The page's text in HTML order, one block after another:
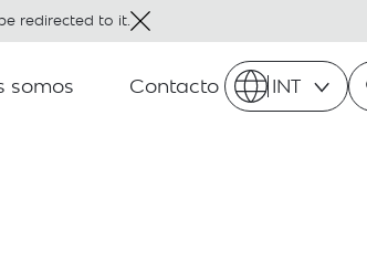
redirected to it.
somos Contacto INT